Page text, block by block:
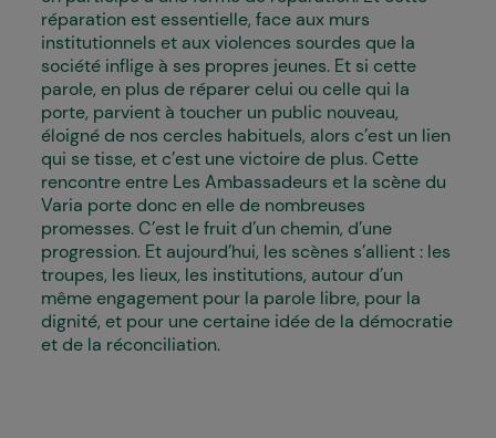
réparation est essentielle, face aux murs
institutionnels et aux violences sourdes que la
société inflige à ses propres jeunes. Et si cette
parole, en plus de réparer celui ou celle qui la
porte, parvient à toucher un public nouveau,
éloigné de nos cercles habituels, alors c’est un lien
qui se tisse, et c’est une victoire de plus. Cette
rencontre entre Les Ambassadeurs et la scène du
Varia porte donc en elle de nombreuses
promesses. C’est le fruit d’un chemin, d’une
progression. Et aujourd’hui, les scènes s’allient : les
troupes, les lieux, les institutions, autour d’un
même engagement pour la parole libre, pour la
dignité, et pour une certaine idée de la démocratie
et de la réconciliation.